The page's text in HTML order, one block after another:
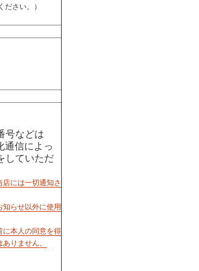
さい。）
号などは
通信によっ
していただ
店には一切通知さ
知らせ以外に使用
に本人の同意を得
りません。